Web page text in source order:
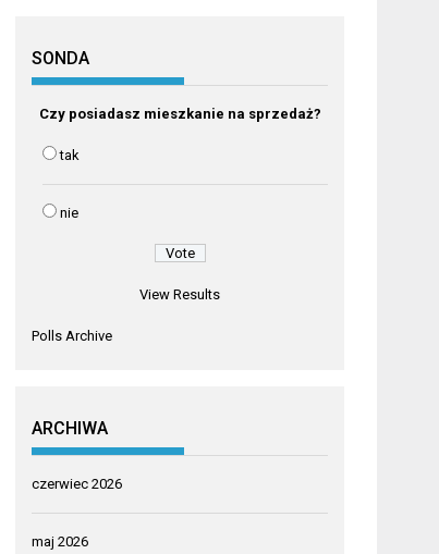
SONDA
Czy posiadasz mieszkanie na sprzedaż?
tak
nie
View Results
Polls Archive
ARCHIWA
czerwiec 2026
maj 2026